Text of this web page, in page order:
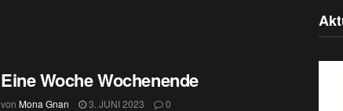
Eine Woche Wochenende
von Mona Gnan 3. JUNI 2023 0